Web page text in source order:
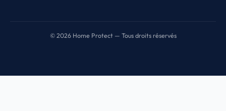
© 2026 Home Protect — Tous droits réservés